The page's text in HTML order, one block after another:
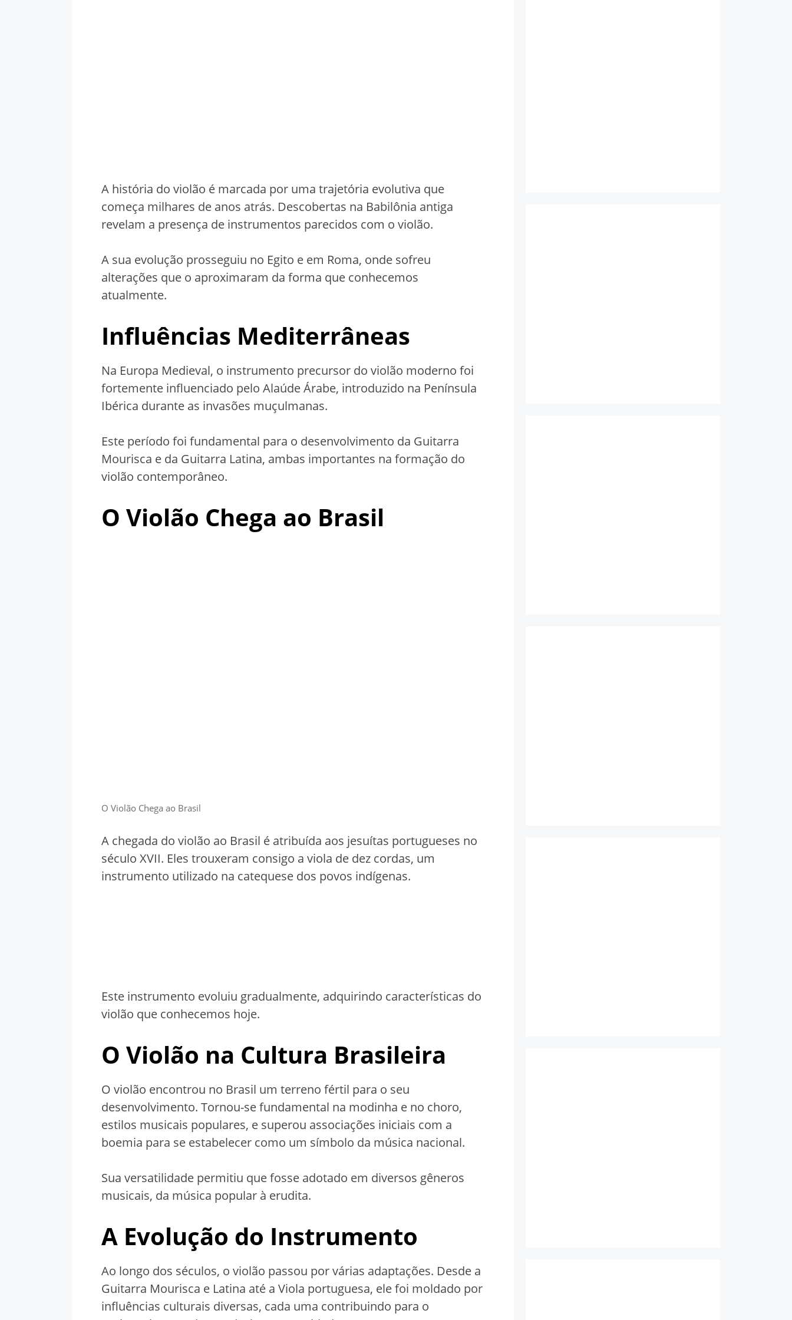
A história do violão é marcada por uma trajetória evolutiva que
começa milhares de anos atrás. Descobertas na Babilônia antiga
revelam a presença de instrumentos parecidos com o violão.
A sua evolução prosseguiu no Egito e em Roma, onde sofreu
alterações que o aproximaram da forma que conhecemos
atualmente.
Influências Mediterrâneas
Na Europa Medieval, o instrumento precursor do violão moderno foi
fortemente influenciado pelo Alaúde Árabe, introduzido na Península
Ibérica durante as invasões muçulmanas.
Este período foi fundamental para o desenvolvimento da Guitarra
Mourisca e da Guitarra Latina, ambas importantes na formação do
violão contemporâneo.
O Violão Chega ao Brasil
O Violão Chega ao Brasil
A chegada do violão ao Brasil é atribuída aos jesuítas portugueses no
século XVII. Eles trouxeram consigo a viola de dez cordas, um
instrumento utilizado na catequese dos povos indígenas.
Este instrumento evoluiu gradualmente, adquirindo características do
violão que conhecemos hoje.
O Violão na Cultura Brasileira
O violão encontrou no Brasil um terreno fértil para o seu
desenvolvimento. Tornou-se fundamental na modinha e no choro,
estilos musicais populares, e superou associações iniciais com a
boemia para se estabelecer como um símbolo da música nacional.
Sua versatilidade permitiu que fosse adotado em diversos gêneros
musicais, da música popular à erudita.
A Evolução do Instrumento
Ao longo dos séculos, o violão passou por várias adaptações. Desde a
Guitarra Mourisca e Latina até a Viola portuguesa, ele foi moldado por
influências culturais diversas, cada uma contribuindo para o